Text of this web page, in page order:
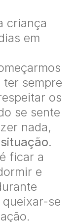
criança
em
ter sempre
os
se sente
nada,
.
ficar a
e
se